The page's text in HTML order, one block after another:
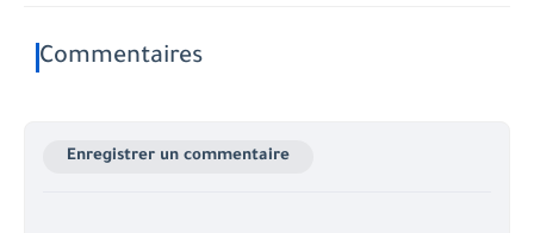
Commentaires
Enregistrer un commentaire